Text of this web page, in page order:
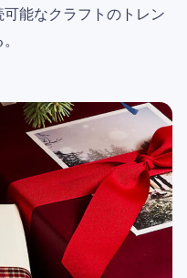
能なクラフトのトレン